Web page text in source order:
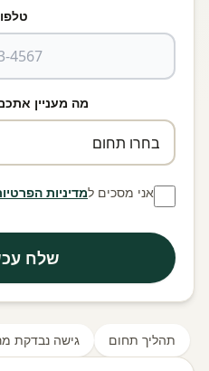
מה מעניין
אני מסכים למדיניות
שלח
תהליך תחום גישה נבדקת